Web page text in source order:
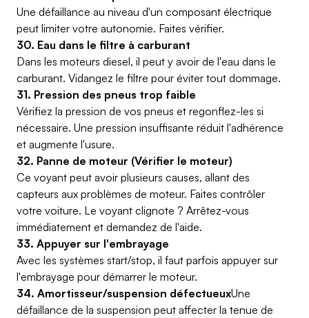
Une défaillance au niveau d'un composant électrique
peut limiter votre autonomie. Faites vérifier.
30. Eau dans le filtre à carburant
Dans les moteurs diesel, il peut y avoir de l'eau dans le
carburant. Vidangez le filtre pour éviter tout dommage.
31. Pression des pneus trop faible
Vérifiez la pression de vos pneus et regonflez-les si
nécessaire. Une pression insuffisante réduit l'adhérence
et augmente l'usure.
32. Panne de moteur (Vérifier le moteur)
Ce voyant peut avoir plusieurs causes, allant des
capteurs aux problèmes de moteur. Faites contrôler
votre voiture. Le voyant clignote ? Arrêtez-vous
immédiatement et demandez de l'aide.
33. Appuyer sur l'embrayage
Avec les systèmes start/stop, il faut parfois appuyer sur
l'embrayage pour démarrer le moteur.
34. Amortisseur/suspension défectueuxUne
défaillance de la suspension peut affecter la tenue de